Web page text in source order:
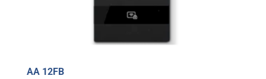
AA 12FB